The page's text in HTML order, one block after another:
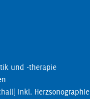
und -therapie
inkl. Herzsonographie